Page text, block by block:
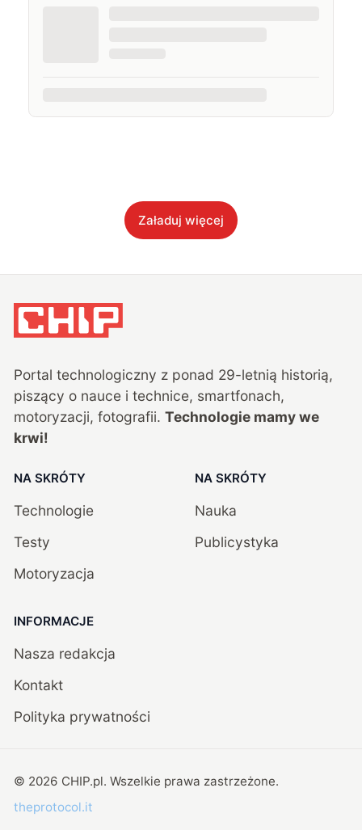
Załaduj więcej
Portal technologiczny z ponad 29-letnią historią,
piszący o nauce i technice, smartfonach,
motoryzacji, fotografii. Technologie mamy we
krwi!
NA SKRÓTY
Technologie
Testy
Motoryzacja
NA SKRÓTY
Nauka
Publicystyka
INFORMACJE
Nasza redakcja
Kontakt
Polityka prywatności
© 2026 CHIP.pl. Wszelkie prawa zastrzeżone.
theprotocol.it